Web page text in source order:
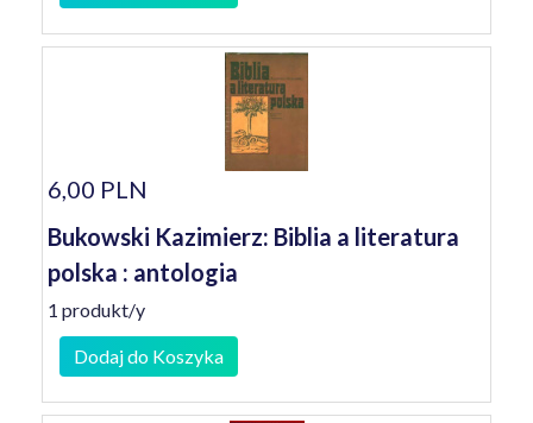
6,00 PLN
Bukowski Kazimierz: Biblia a literatura
polska : antologia
1 produkt/y
Dodaj do Koszyka